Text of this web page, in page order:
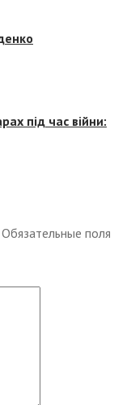
під час війни:
Обязательные поля